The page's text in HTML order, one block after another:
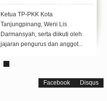
Bulanan
Ketua TP-PKK Kota
Tanjungpinang, Weni Lis
Darmansyah, serta diikuti oleh
jajaran pengurus dan anggot...
Facebook Disqus